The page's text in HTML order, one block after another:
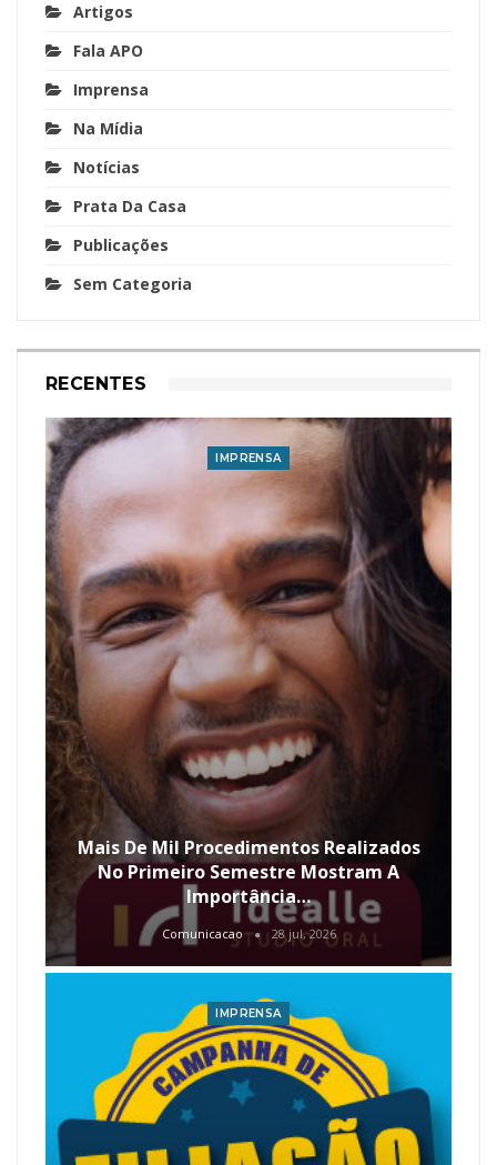
Artigos
Fala APO
Imprensa
Na Mídia
Notícias
Prata Da Casa
Publicações
Sem Categoria
RECENTES
IMPRENSA
Mais De Mil Procedimentos Realizados
No Primeiro Semestre Mostram A
Importância…
Comunicacao 28 jul, 2026
IMPRENSA